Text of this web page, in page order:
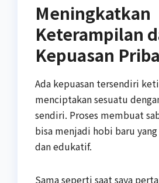
Meningkatkan
Keterampilan
Kepuasan
Ada kepuasan tersendiri
menciptakan sesuatu
sendiri. Proses membuat
bisa menjadi hobi baru
dan edukatif.
Sama seperti saat saya